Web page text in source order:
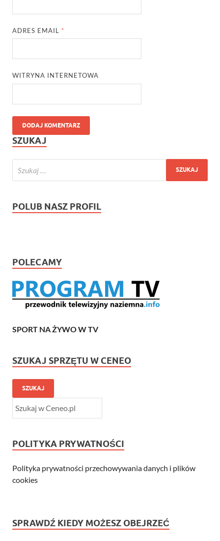
ADRES EMAIL *
WITRYNA INTERNETOWA
SZUKAJ
POLUB NASZ PROFIL
POLECAMY
SPORT NA ŻYWO W TV
SZUKAJ SPRZĘTU W CENEO
SZUKAJ
POLITYKA PRYWATNOŚCI
Polityka prywatności przechowywania danych i plików
cookies
SPRAWDŹ KIEDY MOŻESZ OBEJRZEĆ